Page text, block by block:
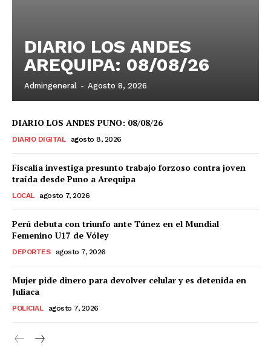
DIARIO LOS ANDES
AREQUIPA: 08/08/26
Admingeneral - Agosto 8, 2026
DIARIO LOS ANDES PUNO: 08/08/26
DIARIO DIGITAL agosto 8, 2026
Fiscalía investiga presunto trabajo forzoso contra joven
traída desde Puno a Arequipa
LOCAL agosto 7, 2026
Perú debuta con triunfo ante Túnez en el Mundial
Femenino U17 de Vóley
DEPORTES agosto 7, 2026
Mujer pide dinero para devolver celular y es detenida en
Juliaca
POLICIAL agosto 7, 2026